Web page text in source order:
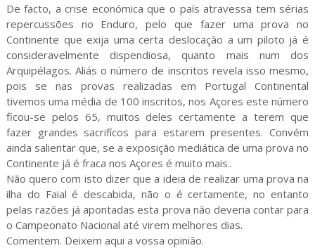
De facto, a crise económica que o país atravessa tem sérias
repercussões no Enduro, pelo que fazer uma prova no
Continente que exija uma certa deslocação a um piloto já é
consideravelmente dispendiosa, quanto mais num dos
Arquipélagos. Aliás o número de inscritos revela isso mesmo,
pois se nas provas realizadas em Portugal Continental
tivemos uma média de 100 inscritos, nos Açores este número
ficou-se pelos 65, muitos deles certamente a terem que
fazer grandes sacrifícos para estarem presentes. Convém
ainda salientar que, se a exposição mediática de uma prova no
Continente já é fraca nos Açores é muito mais..
Não quero com isto dizer que a ideia de realizar uma prova na
ilha do Faial é descabida, não o é certamente, no entanto
pelas razões já apontadas esta prova não deveria contar para
o Campeonato Nacional até virem melhores dias.
Comentem. Deixem aqui a vossa opinião.